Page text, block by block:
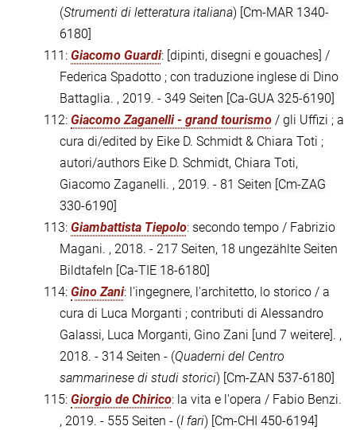
(Strumenti di letteratura italiana) [Cm-MAR 1340-
6180]
111: Giacomo Guardi: [dipinti, disegni e gouaches] /
Federica Spadotto ; con traduzione inglese di Dino
Battaglia. , 2019. - 349 Seiten [Ca-GUA 325-6190]
112: Giacomo Zaganelli - grand tourismo / gli Uffizi ; a
cura di/edited by Eike D. Schmidt & Chiara Toti ;
autori/authors Eike D. Schmidt, Chiara Toti,
Giacomo Zaganelli. , 2019. - 81 Seiten [Cm-ZAG
330-6190]
113: Giambattista Tiepolo: secondo tempo / Fabrizio
Magani. , 2018. - 217 Seiten, 18 ungezählte Seiten
Bildtafeln [Ca-TIE 18-6180]
114: Gino Zani: l'ingegnere, l'architetto, lo storico / a
cura di Luca Morganti ; contributi di Alessandro
Galassi, Luca Morganti, Gino Zani [und 7 weitere]. ,
2018. - 314 Seiten - (Quaderni del Centro
sammarinese di studi storici) [Cm-ZAN 537-6180]
115: Giorgio de Chirico: la vita e l'opera / Fabio Benzi.
, 2019. - 555 Seiten - (I fari) [Cm-CHI 450-6194]